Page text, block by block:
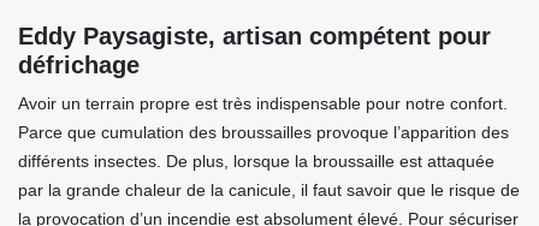
Eddy Paysagiste, artisan compétent pour
défrichage
Avoir un terrain propre est très indispensable pour notre confort.
Parce que cumulation des broussailles provoque l’apparition des
différents insectes. De plus, lorsque la broussaille est attaquée
par la grande chaleur de la canicule, il faut savoir que le risque de
la provocation d’un incendie est absolument élevé. Pour sécuriser